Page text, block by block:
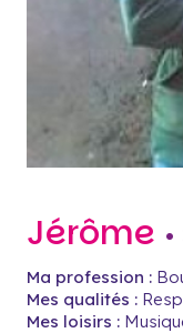
Jérôme
Ma profession :
Mes qualités :
Mes loisirs :